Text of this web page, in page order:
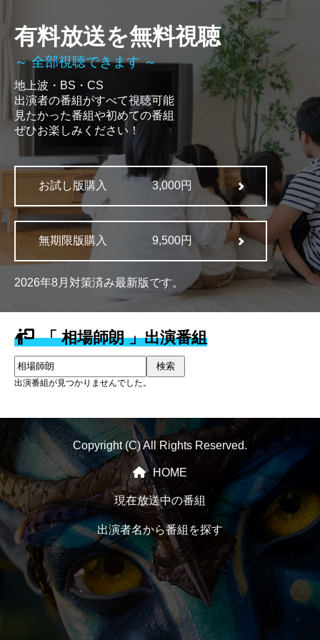
有料放送を無料視聴
～ 全部視聴できます ～
地上波・BS・CS
出演者の番組がすべて視聴可能
見たかった番組や初めての番組
ぜひお楽しみください！
お試し版購入 3,000円
無期限版購入 9,500円
2026年8月対策済み最新版です。
「 相場師朗 」出演番組
検索
出演番組が見つかりませんでした。
Copyright (C) All Rights Reserved.
HOME
現在放送中の番組
出演者名から番組を探す